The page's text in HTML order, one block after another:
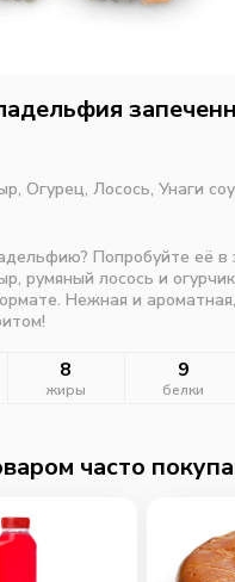
Огурец, Лосось, Унаги
Попробуйте её в
румяный лосось и
Нежная и
8
жиры
9
белки
часто